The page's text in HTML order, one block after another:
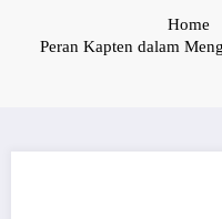
Home
Peran Kapten dalam